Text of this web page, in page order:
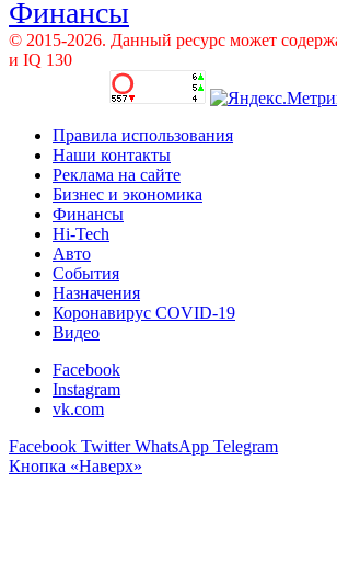
Финансы
© 2015-2026. Данный ресурс может
и IQ 130
Правила использования
Наши контакты
Реклама на сайте
Бизнес и экономика
Финансы
Hi-Tech
Авто
События
Назначения
Коронавирус COVID-19
Видео
Facebook
Instagram
vk.com
Facebook Twitter WhatsApp Telegram
Кнопка «Наверх»